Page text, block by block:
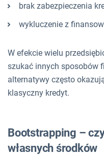
brak zabezpieczenia
wykluczenie z
W efekcie wielu
szukać innych sposobów
alternatywy często
klasyczny kredyt.
Bootstrapping –
własnych środków